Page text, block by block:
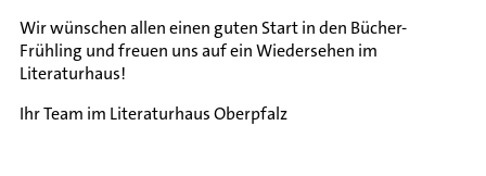
Wir wünschen allen einen guten Start in den Bücher-
Frühling und freuen uns auf ein Wiedersehen im
Literaturhaus!
Ihr Team im Literaturhaus Oberpfalz